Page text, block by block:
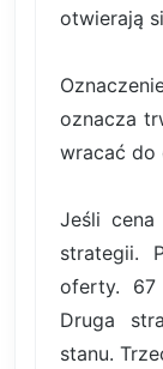
otwierają
oznacza
wracać do
Jeśli
strategii.
oferty.
Druga
stanu.